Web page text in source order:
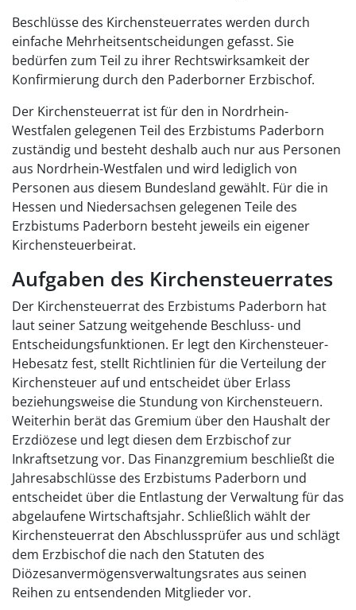
Beschlüsse des Kirchensteuerrates werden durch
einfache Mehrheitsentscheidungen gefasst. Sie
bedürfen zum Teil zu ihrer Rechtswirksamkeit der
Konfirmierung durch den Paderborner Erzbischof.
Der Kirchensteuerrat ist für den in Nordrhein-
Westfalen gelegenen Teil des Erzbistums Paderborn
zuständig und besteht deshalb auch nur aus Personen
aus Nordrhein-Westfalen und wird lediglich von
Personen aus diesem Bundesland gewählt. Für die in
Hessen und Niedersachsen gelegenen Teile des
Erzbistums Paderborn besteht jeweils ein eigener
Kirchensteuerbeirat.
Aufgaben des Kirchensteuerrates
Der Kirchensteuerrat des Erzbistums Paderborn hat
laut seiner Satzung weitgehende Beschluss- und
Entscheidungsfunktionen. Er legt den Kirchensteuer-
Hebesatz fest, stellt Richtlinien für die Verteilung der
Kirchensteuer auf und entscheidet über Erlass
beziehungsweise die Stundung von Kirchensteuern.
Weiterhin berät das Gremium über den Haushalt der
Erzdiözese und legt diesen dem Erzbischof zur
Inkraftsetzung vor. Das Finanzgremium beschließt die
Jahresabschlüsse des Erzbistums Paderborn und
entscheidet über die Entlastung der Verwaltung für das
abgelaufene Wirtschaftsjahr. Schließlich wählt der
Kirchensteuerrat den Abschlussprüfer aus und schlägt
dem Erzbischof die nach den Statuten des
Diözesanvermögensverwaltungsrates aus seinen
Reihen zu entsendenden Mitglieder vor.